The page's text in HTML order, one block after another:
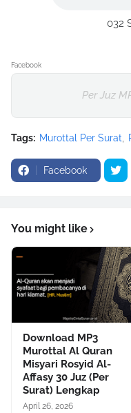
032
Facebook
Per Juz
Tags: Murottal Per Surat
Facebook
You might like
Download MP3
Murottal Al Quran
Misyari Rosyid Al-
Affasy 30 Juz (Per
Surat) Lengkap
April 26, 2026